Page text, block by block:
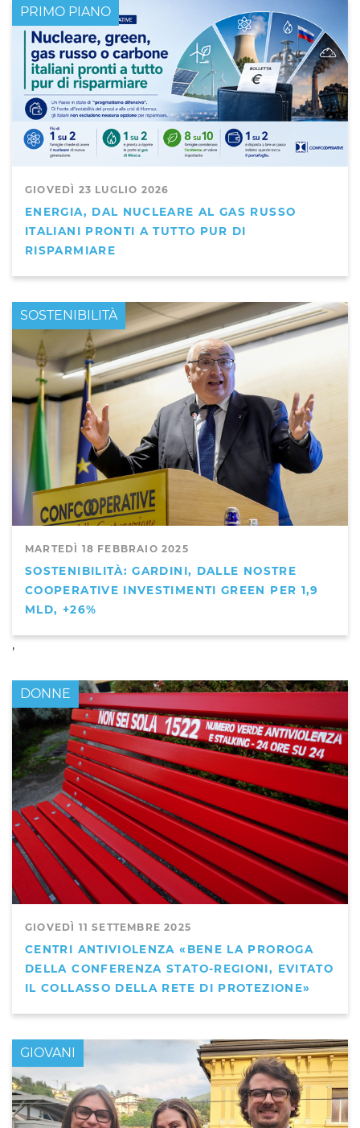
GIOVEDÌ 23 LUGLIO 2026
ENERGIA, DAL NUCLEARE AL GAS RUSSO
ITALIANI PRONTI A TUTTO PUR DI
RISPARMIARE
PRIMO PIANO
MARTEDÌ 18 FEBBRAIO 2025
SOSTENIBILITÀ: GARDINI, DALLE NOSTRE
COOPERATIVE INVESTIMENTI GREEN PER 1,9
MLD, +26%
PRIMO PIANO
,
SOSTENIBILITÀ
GIOVEDÌ 11 SETTEMBRE 2025
CENTRI ANTIVIOLENZA «BENE LA PROROGA
DELLA CONFERENZA STATO-REGIONI, EVITATO
IL COLLASSO DELLA RETE DI PROTEZIONE»
DONNE
GIOVANI